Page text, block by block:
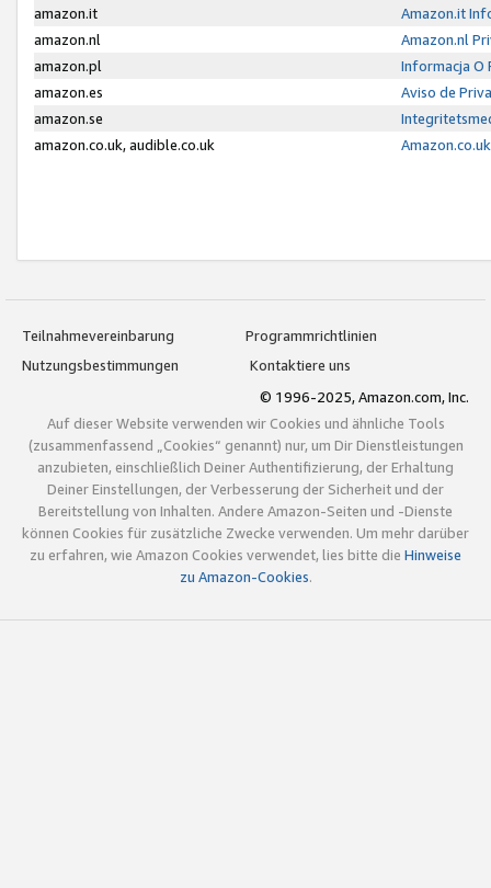
amazon.it
Amazon.it
amazon.nl
Amazon.nl
amazon.pl
Informacja O
amazon.es
Aviso de
amazon.se
amazon.co.uk, audible.co.uk
Teilnahmevereinbarung
Programmrichtlinien
Nutzungsbestimmungen
Kontaktiere uns
© 1996-2025, Amazon.com, Inc.
Auf dieser Website verwenden wir Cookies und ähnliche Tools
(zusammenfassend „Cookies“ genannt) nur, um Dir Dienstleistungen
anzubieten, einschließlich Deiner Authentifizierung, der Erhaltung
Deiner Einstellungen, der Verbesserung der Sicherheit und der
Bereitstellung von Inhalten. Andere Amazon-Seiten und -Dienste
können Cookies für zusätzliche Zwecke verwenden. Um mehr darüber
zu erfahren, wie Amazon Cookies verwendet, lies bitte die Hinweise
zu Amazon-Cookies.